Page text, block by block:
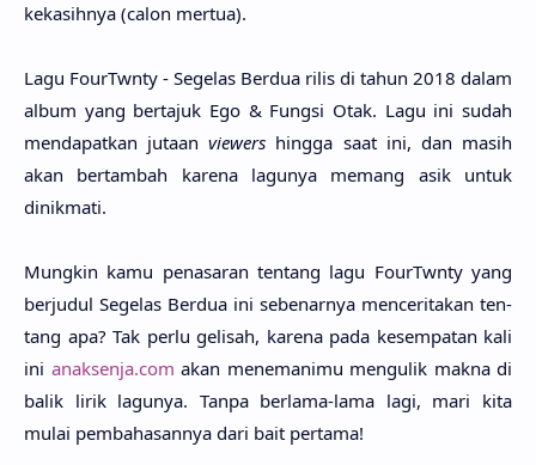
kekasih­nya (calon mer­tua).
Lagu FourTwnty - Sege­las Ber­dua rilis di tahun 2018 dalam
album yang berta­juk Ego & Fung­si Otak. Lagu ini sudah
mendapat­kan juta­anvie­wers hing­ga saat ini, dan masih
akan bertam­bah kare­na lagu­nya memang asik untuk
dinikma­ti.
Mung­kin kamu penasa­ran ten­tang lagu FourTwnty yang
berju­dul Sege­las Ber­dua ini sebenar­nya mencerita­kan ten­
tang apa? Tak perlu geli­sah, kare­na pada kesempa­tan kali
ini anaksenja.com akan menemani­mu mengu­lik makna di
balik lirik lagu­nya. Tanpa berla­ma-lama lagi, mari kita
mulai pembahasan­nya dari bait perta­ma!